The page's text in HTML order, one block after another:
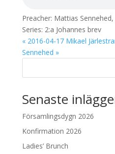
Preacher: Mattias
Series: 2:a Johannes brev
« 2016-04-17 Mikael
Sennehed »
Senaste
Församlingsdygn 2026
Konfirmation 2026
Ladies’ Brunch